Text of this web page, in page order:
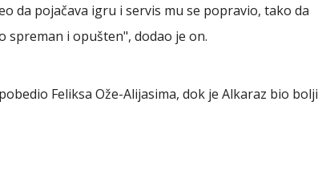
da pojačava igru i servis mu se popravio, tako da
spreman i opušten", dodao je on.
Feliksa Ože-Alijasima, dok je Alkaraz bio bolji